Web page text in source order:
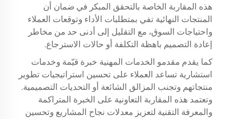
هذه المقاربة الخاصة بالتحقق المبكر في ضمان أن
المنتجات النهائية تفي بمتطلبات الأداء وتوقعات العملاء
واحتياجات السوق، مع التقليل إلى أدنى حد من مخاطر
إعادة التصميم باهظة التكلفة أو حالات الاسترجاع.
كما يقدم مقدمو الخدمات المهنية خبرة قيّمة وخدمات
استشارية تساعد العملاء على تحسين استراتيجيات تطوير
منتجاتهم وتجنب المزالق الشائعة أو التحديات التصميمية.
وتعتمد هذه المقاربة التعاونية على الخبرة المتراكمة
والمعرفة التقنية لتعزيز معدلات نجاح المشاريع وتحسين